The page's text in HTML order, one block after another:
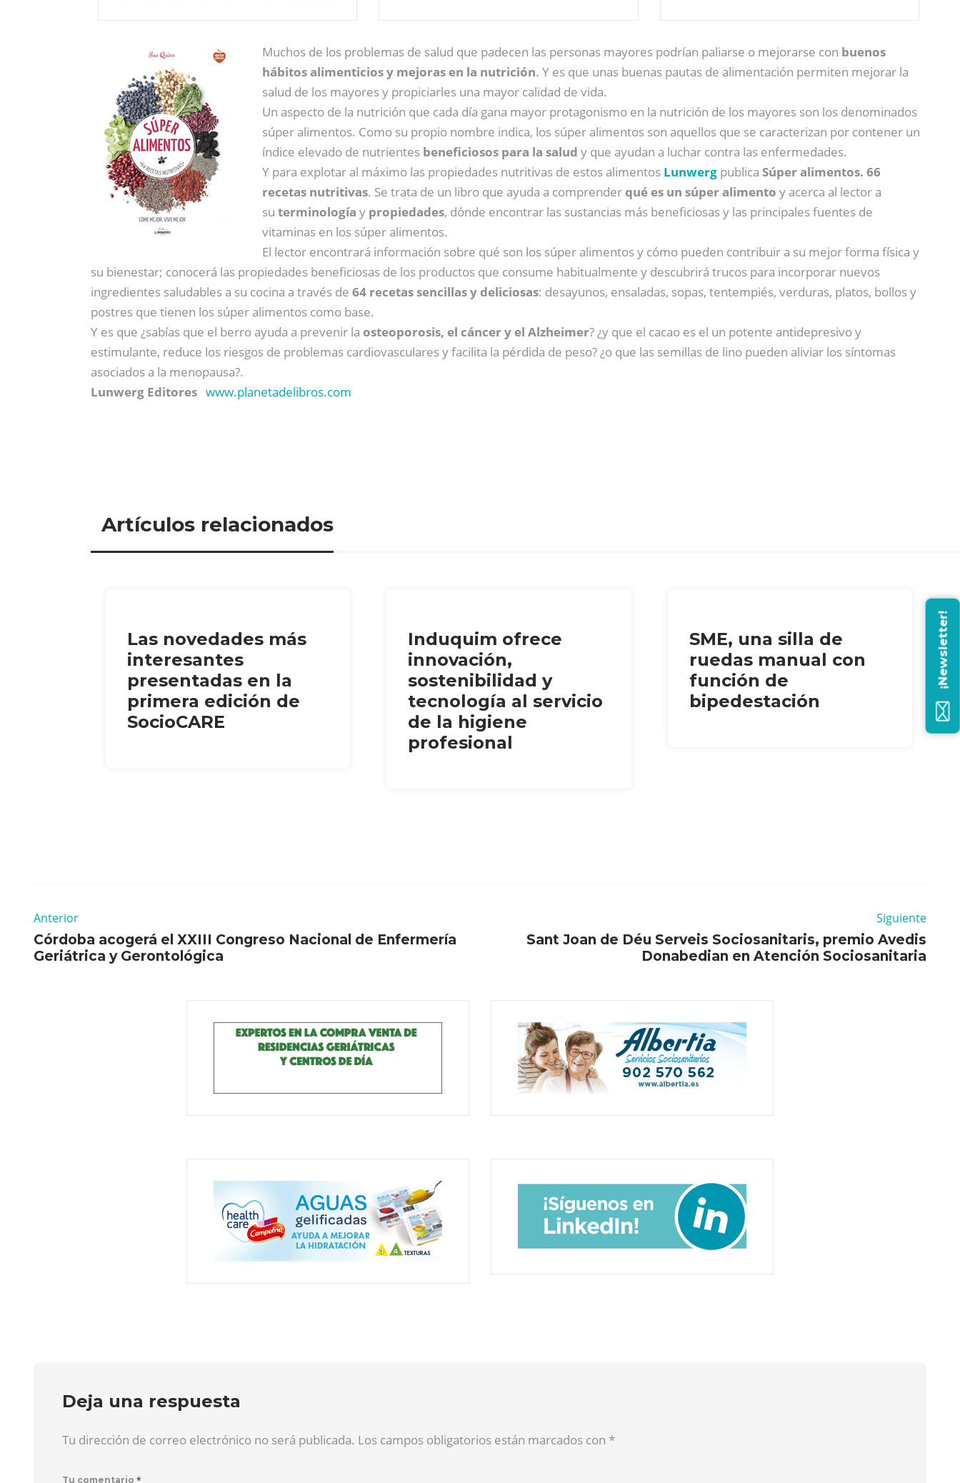
Muchos de los problemas de salud que padecen las personas mayores podrían paliarse o mejorarse con buenos
hábitos alimenticios y mejoras en la nutrición. Y es que unas buenas pautas de alimentación permiten mejorar la
salud de los mayores y propiciarles una mayor calidad de vida.
Un aspecto de la nutrición que cada día gana mayor protagonismo en la nutrición de los mayores son los denominados
súper alimentos. Como su propio nombre indica, los súper alimentos son aquellos que se caracterizan por contener un
índice elevado de nutrientes beneficiosos para la salud y que ayudan a luchar contra las enfermedades.
Y para explotar al máximo las propiedades nutritivas de estos alimentos Lunwerg publica Súper alimentos. 66
recetas nutritivas. Se trata de un libro que ayuda a comprender qué es un súper alimento y acerca al lector a
su terminología y propiedades, dónde encontrar las sustancias más beneficiosas y las principales fuentes de
vitaminas en los súper alimentos.
El lector encontrará información sobre qué son los súper alimentos y cómo pueden contribuir a su mejor forma física y
su bienestar; conocerá las propiedades beneficiosas de los productos que consume habitualmente y descubrirá trucos para incorporar nuevos
ingredientes saludables a su cocina a través de 64 recetas sencillas y deliciosas: desayunos, ensaladas, sopas, tentempiés, verduras, platos, bollos y
postres que tienen los súper alimentos como base.
Y es que ¿sabías que el berro ayuda a prevenir la osteoporosis, el cáncer y el Alzheimer? ¿y que el cacao es el un potente antidepresivo y
estimulante, reduce los riesgos de problemas cardiovasculares y facilita la pérdida de peso? ¿o que las semillas de lino pueden aliviar los síntomas
asociados a la menopausa?.
Lunwerg Editores www.planetadelibros.com
Artículos relacionados
Las novedades más
interesantes
presentadas en la
primera edición de
SocioCARE
Induquim ofrece
innovación,
sostenibilidad y
tecnología al servicio
de la higiene
profesional
SME, una silla de
ruedas manual con
función de
bipedestación
Anterior
Córdoba acogerá el XXIII Congreso Nacional de Enfermería
Geriátrica y Gerontológica
Siguiente
Sant Joan de Déu Serveis Sociosanitaris, premio Avedis
Donabedian en Atención Sociosanitaria
Deja una respuesta
Tu dirección de correo electrónico no será publicada. Los campos obligatorios están marcados con *
Tu comentario *
¡Newsletter!